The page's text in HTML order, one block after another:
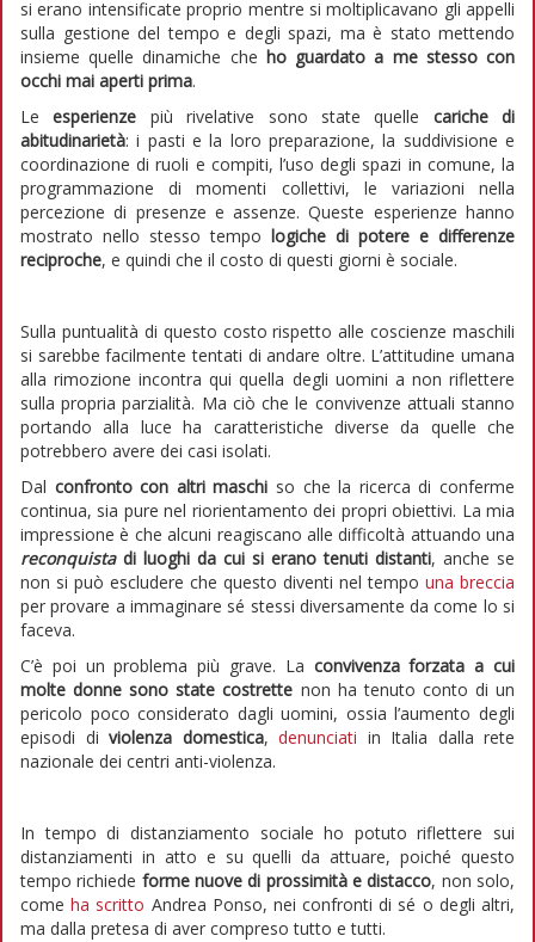
si erano intensificate proprio mentre si moltiplicavano gli appelli
sulla gestione del tempo e degli spazi, ma è stato mettendo
insieme quelle dinamiche che ho guardato a me stesso con
occhi mai aperti prima.
Leesperienze più rivelative sono state quelle cariche di
abitudinarietà: i pasti e la loro preparazione, la suddivisione e
coordinazione di ruoli e compiti, l’uso degli spazi in comune, la
programmazione di momenti collettivi, le variazioni nella
percezione di presenze e assenze. Queste esperienze hanno
mostrato nello stesso tempo logiche di potere e differenze
reciproche, e quindi che il costo di questi giorni è sociale.
Sulla puntualità di questo costo rispetto alle coscienze maschili
si sarebbe facilmente tentati di andare oltre. L’attitudine umana
alla rimozione incontra qui quella degli uomini a non riflettere
sulla propria parzialità. Ma ciò che le convivenze attuali stanno
portando alla luce ha caratteristiche diverse da quelle che
potrebbero avere dei casi isolati.
Dal confronto con altri maschi so che la ricerca di conferme
continua, sia pure nel riorientamento dei propri obiettivi. La mia
impressione è che alcuni reagiscano alle difficoltà attuando una
reconquistadi luoghi da cui si erano tenuti distanti, anche se
non si può escludere che questo diventi nel tempo una breccia
per provare a immaginare sé stessi diversamente da come lo si
faceva.
C’è poi un problema più grave. La convivenza forzata a cui
molte donne sono state costrette non ha tenuto conto di un
pericolo poco considerato dagli uomini, ossia l’aumento degli
episodi di violenza domestica, denunciati in Italia dalla rete
nazionale dei centri anti-violenza.
In tempo di distanziamento sociale ho potuto riflettere sui
distanziamenti in atto e su quelli da attuare, poiché questo
tempo richiede forme nuove di prossimità e distacco, non solo,
comeha scritto Andrea Ponso, nei confronti di sé o degli altri,
ma dalla pretesa di aver compreso tutto e tutti.